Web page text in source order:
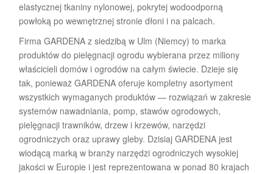
elastycznej tkaniny nylonowej, pokrytej wodoodporną
powłoką po wewnętrznej stronie dłoni i na palcach.
Firma GARDENA z siedzibą w Ulm (Niemcy) to marka
produktów do pielęgnacji ogrodu wybierana przez miliony
właścicieli domów i ogrodów na całym świecie. Dzieje się
tak, ponieważ GARDENA oferuje kompletny asortyment
wszystkich wymaganych produktów — rozwiązań w zakresie
systemów nawadniania, pomp, stawów ogrodowych,
pielęgnacji trawników, drzew i krzewów, narzędzi
ogrodniczych oraz uprawy gleby. Dzisiaj GARDENA jest
wiodącą marką w branży narzędzi ogrodniczych wysokiej
jakości w Europie i jest reprezentowana w ponad 80 krajach